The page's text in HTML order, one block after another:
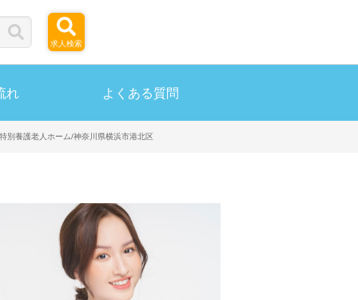
求人検索
れ よくある質問
別養護老人ホーム/神奈川県横浜市港北区